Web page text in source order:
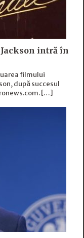
intră în
filmului
după succesul
[…]